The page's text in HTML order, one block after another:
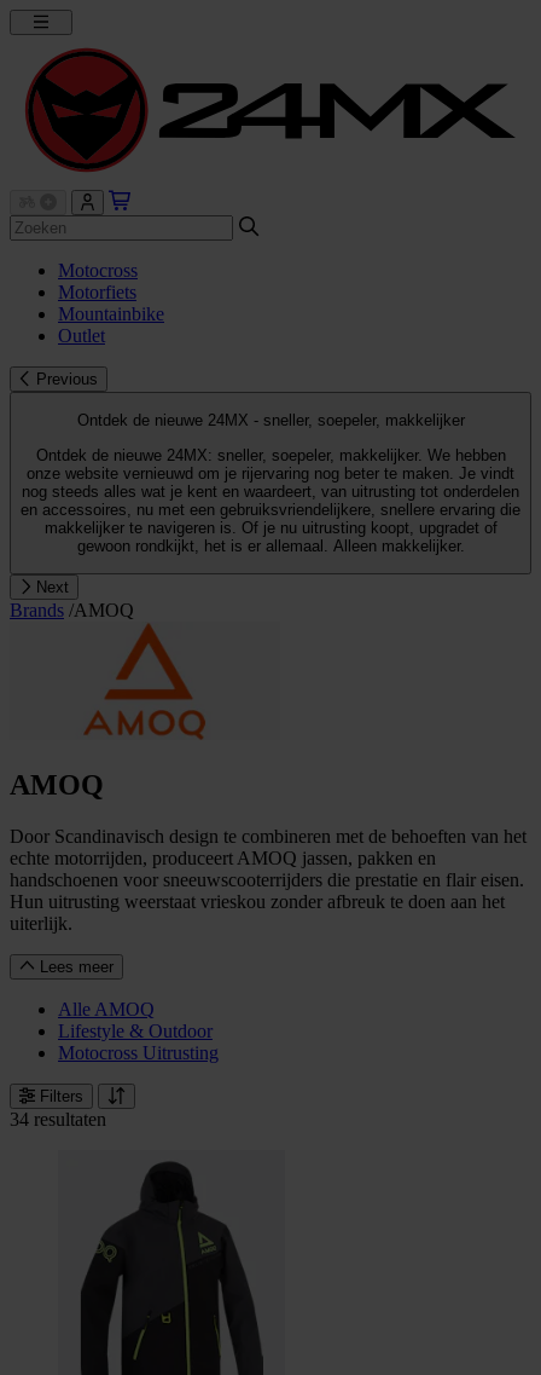
Motocross
Motorfiets
Mountainbike
Outlet
Previous
Ontdek de nieuwe 24MX - sneller, soepeler, makkelijker
Ontdek de nieuwe 24MX: sneller, soepeler, makkelijker. We hebben
onze website vernieuwd om je rijervaring nog beter te maken. Je vindt
nog steeds alles wat je kent en waardeert, van uitrusting tot onderdelen
en accessoires, nu met een gebruiksvriendelijkere, snellere ervaring die
makkelijker te navigeren is. Of je nu uitrusting koopt, upgradet of
gewoon rondkijkt, het is er allemaal. Alleen makkelijker.
Next
Brands /AMOQ
AMOQ
Door Scandinavisch design te combineren met de behoeften van het
echte motorrijden, produceert AMOQ jassen, pakken en
handschoenen voor sneeuwscooterrijders die prestatie en flair eisen.
Hun uitrusting weerstaat vrieskou zonder afbreuk te doen aan het
uiterlijk.
Lees meer
Alle AMOQ
Lifestyle & Outdoor
Motocross Uitrusting
Filters
34 resultaten